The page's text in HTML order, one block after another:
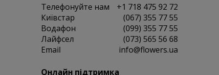
Телефонуйте нам
+1 718 475 92 72
Київстар
(067) 355 77 55
Водафон
(099) 355 77 55
Лайфсел
(073) 565 56 68
Email
info@flowers.ua
Онлайн підтримка